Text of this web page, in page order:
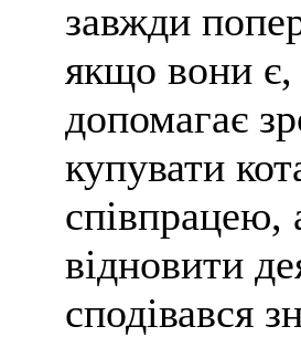
завжди
якщо вони є,
допомагає
купувати
співпрацею,
відновити
сподівався